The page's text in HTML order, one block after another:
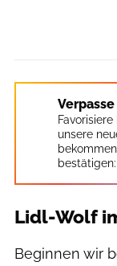
unsere
bestätigen:
Lidl-Wolf
Beginnen wir